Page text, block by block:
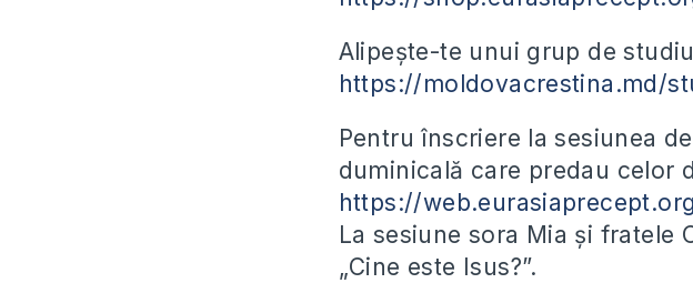
Alipește-te unui grup de
https://moldovacrestina.md/
Pentru înscriere la sesiunea
duminicală care predau celor
https://
La sesiune sora Mia și fratele
„Cine este Isus?”.